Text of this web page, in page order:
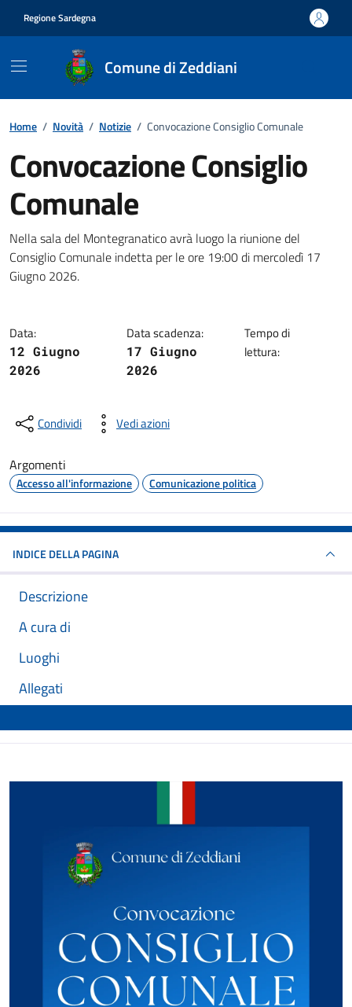
Regione Sardegna
Comune di Zeddiani
Home / Novità / Notizie / Convocazione Consiglio Comunale
Convocazione Consiglio
Comunale
Dettagli della notizia
Nella sala del Montegranatico avrà luogo la riunione del
Consiglio Comunale indetta per le ore 19:00 di mercoledì 17
Giugno 2026.
Data:
12 Giugno
2026
Data scadenza:
17 Giugno
2026
Tempo di
lettura:
Condividi Vedi azioni
Argomenti
Accesso all'informazione Comunicazione politica
INDICE DELLA PAGINA
Descrizione
A cura di
Luoghi
Allegati